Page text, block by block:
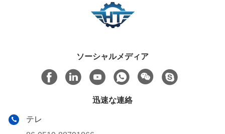
ソーシャルメディア
迅速な連絡
テレ